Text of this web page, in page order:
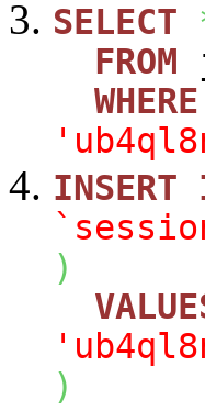
SELECT
FROM
WHERE
INSERT
)
)